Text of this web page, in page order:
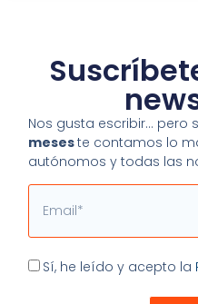
Nos gusta escribir… pero
meseste contamos lo
autónomos y todas las
Email
Aceptación
Sí, he leído y acepto la